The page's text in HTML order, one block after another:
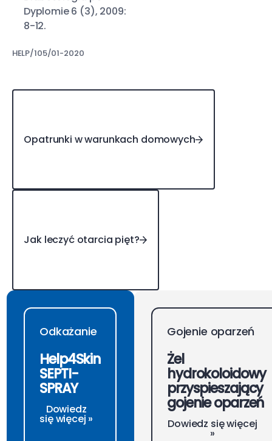
Dyplomie 6 (3), 2009:
8-12.
HELP/105/01-2020
Opatrunki w warunkach domowych
Opatrunki w warunkach domowych
Jak leczyć otarcia pięt?
Jak leczyć otarcia pięt?
Odkażanie
Help4Skin
SEPTI-
SPRAY
Dowiedz
się więcej »
Gojenie oparzeń
Żel
hydrokoloidowy
przyspieszający
gojenie oparzeń
Dowiedz się więcej
»